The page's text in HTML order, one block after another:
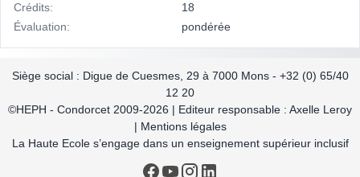
Crédits:
18
Évaluation:
pondérée
Siège social : Digue de Cuesmes, 29 à 7000 Mons - +32 (0) 65/40
12 20
©HEPH - Condorcet 2009-2026 | Editeur responsable : Axelle Leroy
| Mentions légales
La Haute Ecole s’engage dans un enseignement supérieur inclusif